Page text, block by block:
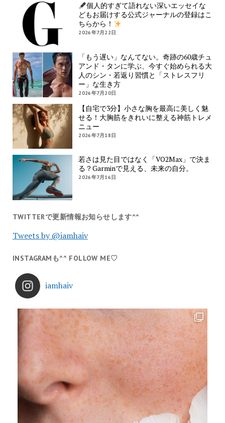
個人的すぎて語れない深いエッセイな
どもお届けする公式ジャーナルの登録はこ
ちらから！
2026年7月22日
「もう遅い」なんてない。奇跡の60歳チュ
アンド・タンに学ぶ、今すぐ始められる大
人のシン・若返り習慣と「ストレスフリ
ー」な生き方
2026年7月20日
【自宅で3分】小さな胸を最高に美しく魅
せる！大胸筋をきれいに整える神筋トレメ
ニュー
2026年7月18日
若さは見た目ではなく「VO2Max」で決ま
る？Garminで見える、未来の自分。
2026年7月16日
TWITTERで更新情報お知らせします^^
Tweets by @iamhaiv
INSTAGRAMも^^ FOLLOW ME♡
iamhaiv